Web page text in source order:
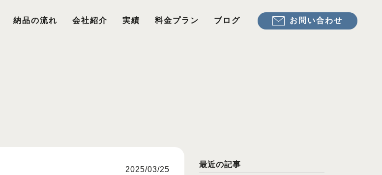
納品の流れ 会社紹介 実績 料金プラン ブログ お問い合わせ
2025/03/25
最近の記事